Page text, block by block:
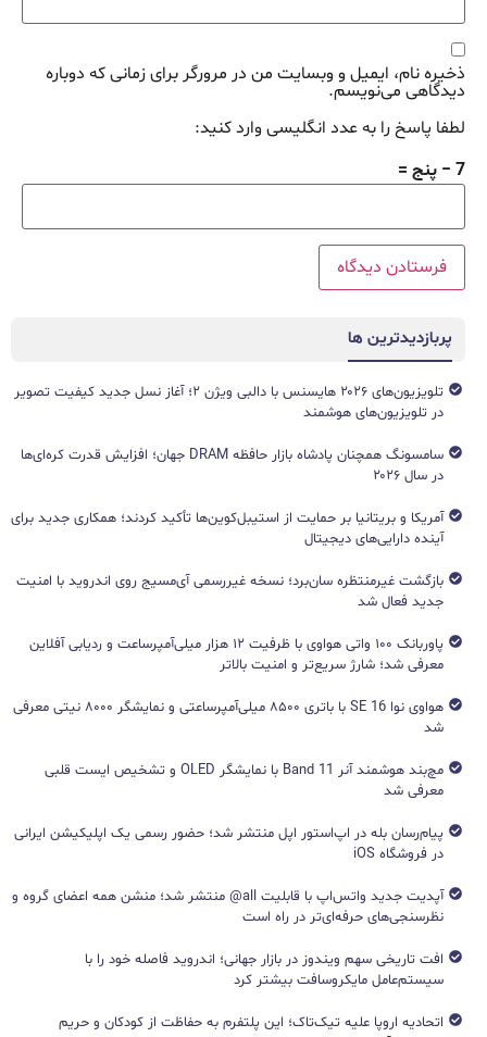
ذخیره نام، ایمیل و وبسایت من در مرورگر برای زمانی که دوباره
دیدگاهی می‌نویسم.
لطفا پاسخ را به عدد انگلیسی وارد کنید:
7 − پنج =
پربازدیدترین ها
تلویزیون‌های ۲۰۲۶ هایسنس با دالبی ویژن ۲؛ آغاز نسل جدید کیفیت تصویر
در تلویزیون‌های هوشمند
سامسونگ همچنان پادشاه بازار حافظه DRAM جهان؛ افزایش قدرت کره‌ای‌ها
در سال ۲۰۲۶
آمریکا و بریتانیا بر حمایت از استیبل‌کوین‌ها تأکید کردند؛ همکاری جدید برای
آینده دارایی‌های دیجیتال
بازگشت غیرمنتظره سان‌برد؛ نسخه غیررسمی آی‌مسیج روی اندروید با امنیت
جدید فعال شد
پاوربانک ۱۰۰ واتی هواوی با ظرفیت ۱۲ هزار میلی‌آمپرساعت و ردیابی آفلاین
معرفی شد؛ شارژ سریع‌تر و امنیت بالاتر
هواوی نوا 16 SE با باتری ۸۵۰۰ میلی‌آمپرساعتی و نمایشگر ۸۰۰۰ نیتی معرفی
شد
مچ‌بند هوشمند آنر Band 11 با نمایشگر OLED و تشخیص ایست قلبی
معرفی شد
پیام‌رسان بله در اپ‌استور اپل منتشر شد؛ حضور رسمی یک اپلیکیشن ایرانی
در فروشگاه iOS
آپدیت جدید واتس‌اپ با قابلیت all@ منتشر شد؛ منشن همه اعضای گروه و
نظرسنجی‌های حرفه‌ای‌تر در راه است
افت تاریخی سهم ویندوز در بازار جهانی؛ اندروید فاصله خود را با
سیستم‌عامل مایکروسافت بیشتر کرد
اتحادیه اروپا علیه تیک‌تاک؛ این پلتفرم به حفاظت از کودکان و حریم